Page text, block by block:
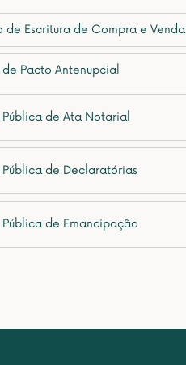
de Escritura de Compra e Venda
de Pacto Antenupcial
Pública de Ata Notarial
Pública de Declaratórias
Pública de Emancipação